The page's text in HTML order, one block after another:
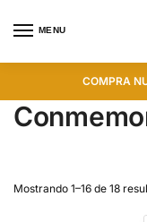
MENU
COMPRA
Mostrando 1–16 de 18